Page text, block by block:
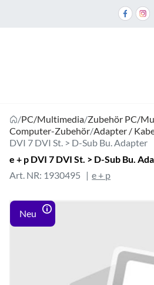
/PC/Multimedia/Zubehör PC/
Computer-Zubehör/Adapter /
DVI 7 DVI St. > D-Sub Bu. Adapter
e + p DVI 7 DVI St. > D-Sub Bu.
Art. NR: 1930495
e + p
Neu